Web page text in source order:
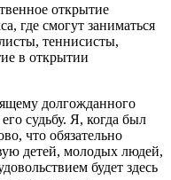
открытие
где смогут заниматься
теннисисты,
в открытии
долгожданного
судьбу. Я, когда был
что обязательно
детей, молодых людей,
будет здесь